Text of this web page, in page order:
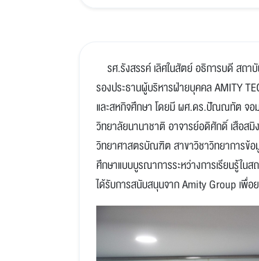
รศ.รังสรรค์ เลิศในสัตย์ อธิการบดี สถ
รองประธานผู้บริหารฝ่ายบุคคล AMITY
และสหกิจศึกษา โดยมี ผศ.ดร.ปัณณทัต จ
วิทยาลัยนานาชาติ อาจารย์อดิศักดิ์ เสือสมิ
วิทยาศาสตรบัณฑิต สาขาวิชาวิทยาการข้อ
ศึกษาแบบบูรณาการระหว่างการเรียนรู้ใน
ได้รับการสนับสนุนจาก Amity Group เพื่